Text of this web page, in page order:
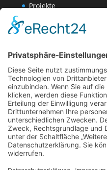
Projekte
Wissenschaften-AG
Datenschutzerklärung
Website Administration